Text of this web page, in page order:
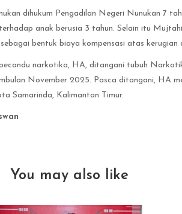
dihukum Pengadilan Negeri Nunukan 7
anak berusia 3 tahun. Selain itu
bentuk biaya kompensasi atas
narkotika, HA, ditangani tubuh
November 2025. Pasca ditangani, HA
Samarinda, Kalimantan Timur.
You may also like